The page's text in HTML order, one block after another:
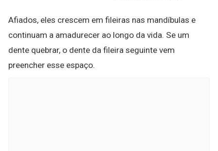
Afiados, eles crescem em fileiras nas mandíbulas e
continuam a amadurecer ao longo da vida. Se um
dente quebrar, o dente da fileira seguinte vem
preencher esse espaço.